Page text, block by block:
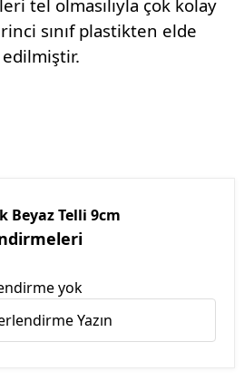
tel olmasılıyla çok kolay
sınıf plastikten elde
edilmiştir.
Beyaz Telli 9cm
yok
Yazın